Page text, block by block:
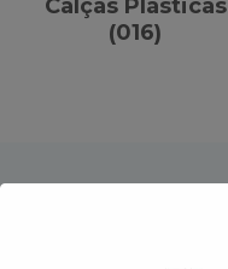
Calças Plásticas
(016)